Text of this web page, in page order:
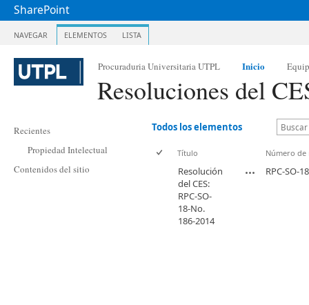
SharePoint
NAVEGAR ELEMENTOS LISTA
Procuraduria Universitaria UTPL Inicio
Resoluciones del
Recientes
Propiedad Intelectual
Contenidos del sitio
Todos los elementos
Título Número de
Resolución
del CES:
RPC-SO-
18-No.
186-2014
RPC-SO-